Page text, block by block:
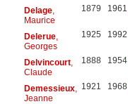
Delage,
Maurice
1879 1961
Delerue,
Georges
1925 1992
Delvincourt,
Claude
1888 1954
Demessieux,
Jeanne
1921 1968